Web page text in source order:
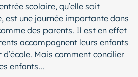
scolaire, qu’elle soit
est une journée importante dans
des parents. Il est en effet
accompagnent leurs enfants
Mais comment concilier
enfants...